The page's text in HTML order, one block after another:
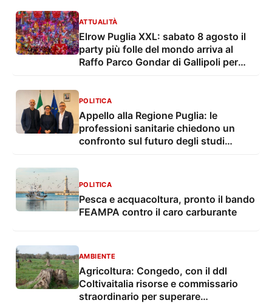
ATTUALITÀ
Elrow Puglia XXL: sabato 8 agosto il
party più folle del mondo arriva al
Raffo Parco Gondar di Gallipoli per
POLITICA
Appello alla Regione Puglia: le
professioni sanitarie chiedono un
confronto sul futuro degli studi
POLITICA
Pesca e acquacoltura, pronto il bando
FEAMPA contro il caro carburante
AMBIENTE
Agricoltura: Congedo, con il ddl
Coltivaitalia risorse e commissario
straordinario per superare